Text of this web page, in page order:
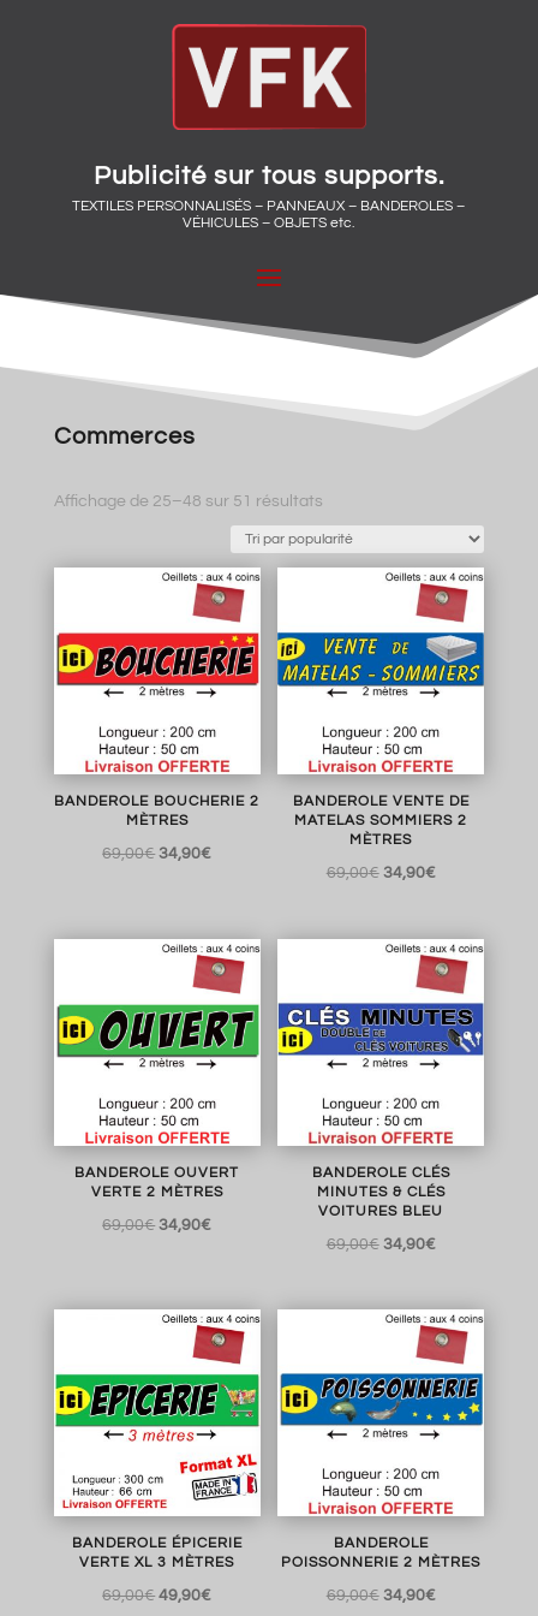
Publicité sur tous supports.
TEXTILES PERSONNALISÉS – PANNEAUX – BANDEROLES –
VÉHICULES – OBJETS etc.
Commerces
Affichage de 25–48 sur 51 résultatsTrié
popularité
BANDEROLE BOUCHERIE 2
MÈTRES
69,00€ Le
était :
69,00€.
34,90€Le
est :
34,90€.
BANDEROLE VENTE DE
MATELAS SOMMIERS 2
MÈTRES
69,00€ Le
était :
34,90€Le
est :
34,90€.
BANDEROLE OUVERT
VERTE 2 MÈTRES
69,00€ Le
était :
69,00€.
34,90€
est :
34,90€.
BANDEROLE CLÉS
MINUTES & CLÉS
VOITURES BLEU
69,00€ Le
était :
34,90€Le
est :
34,90€.
BANDEROLE ÉPICERIE
VERTE XL 3 MÈTRES
69,00€ Le
49,90€
BANDEROLE
POISSONNERIE 2 MÈTRES
69,00€ Le
34,90€Le